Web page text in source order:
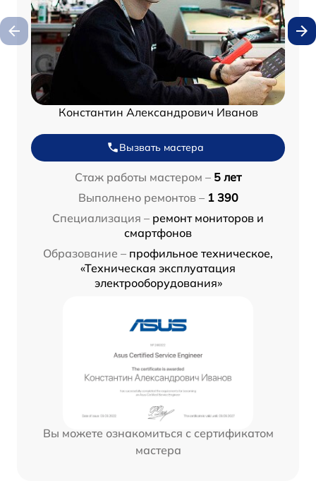
Константин Александрович Иванов
Вызвать мастера
Стаж работы мастером – 5 лет
Выполнено ремонтов – 1 390
Специализация – ремонт мониторов и
смартфонов
Образование – профильное техническое,
«Техническая эксплуатация
электрооборудования»
Вы можете ознакомиться с сертификатом
мастера